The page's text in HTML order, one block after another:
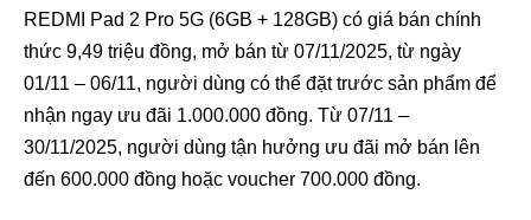
REDMI Pad 2 Pro 5G (6GB + 128GB) có giá bán chính
thức 9,49 triệu đồng, mở bán từ 07/11/2025, từ ngày
01/11 – 06/11, người dùng có thể đặt trước sản phẩm để
nhận ngay ưu đãi 1.000.000 đồng. Từ 07/11 –
30/11/2025, người dùng tận hưởng ưu đãi mở bán lên
đến 600.000 đồng hoặc voucher 700.000 đồng.